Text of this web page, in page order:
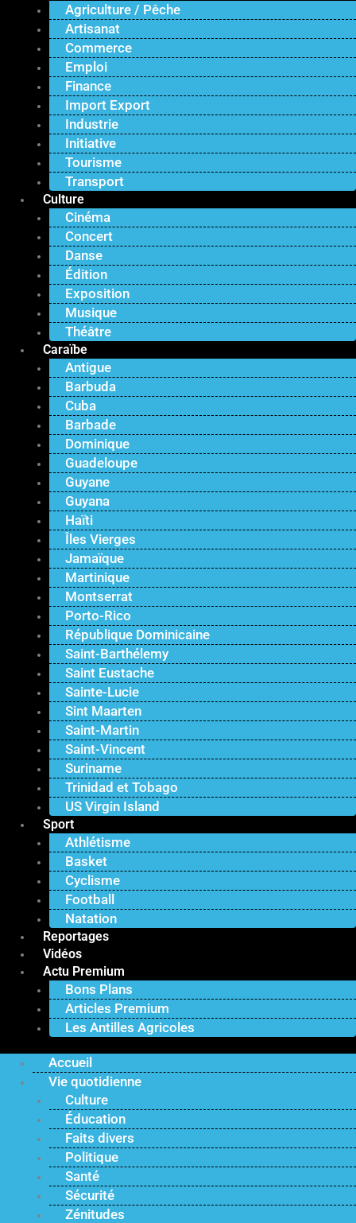
Agriculture / Pêche
Artisanat
Commerce
Emploi
Finance
Import Export
Industrie
Initiative
Tourisme
Transport
Culture
Cinéma
Concert
Danse
Édition
Exposition
Musique
Théâtre
Caraïbe
Antigue
Barbuda
Cuba
Barbade
Dominique
Guadeloupe
Guyane
Guyana
Haïti
Îles Vierges
Jamaïque
Martinique
Montserrat
Porto-Rico
République Dominicaine
Saint-Barthélemy
Saint Eustache
Sainte-Lucie
Sint Maarten
Saint-Martin
Saint-Vincent
Suriname
Trinidad et Tobago
US Virgin Island
Sport
Athlétisme
Basket
Cyclisme
Football
Natation
Reportages
Vidéos
Actu Premium
Bons Plans
Articles Premium
Les Antilles Agricoles
Accueil
Vie quotidienne
Culture
Éducation
Faits divers
Politique
Santé
Sécurité
Zénitudes